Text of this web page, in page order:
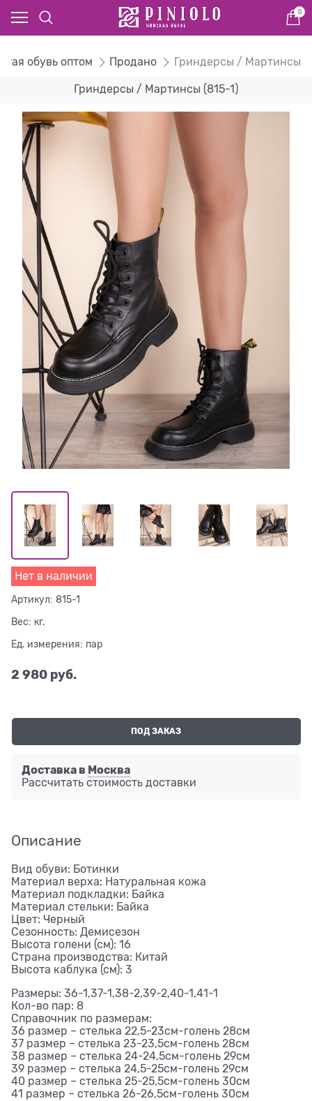
0
обувь оптом Продано Гриндерсы / Мартинсы
Гриндерсы / Мартинсы (815-1)
Нет в наличии
Артикул: 815-1
Вес: кг.
Ед. измерения: пар
2 980 руб.
ПОД ЗАКАЗ
Доставка в Москва
Рассчитать стоимость доставки
Описание
Вид обуви: Ботинки
Материал верха: Натуральная кожа
Материал подкладки: Байка
Материал стельки: Байка
Цвет: Черный
Сезонность: Демисезон
Высота голени (см): 16
Страна производства: Китай
Высота каблука (см): 3
Размеры: 36-1,37-1,38-2,39-2,40-1,41-1
Кол-во пар: 8
Справочник по размерам:
36 размер – стелька 22,5-23см-голень 28см
37 размер – стелька 23-23,5см-голень 28см
38 размер – стелька 24-24,5см-голень 29см
39 размер – стелька 24,5-25см-голень 29см
40 размер – стелька 25-25,5см-голень 30см
41 размер – стелька 26-26,5см-голень 30см